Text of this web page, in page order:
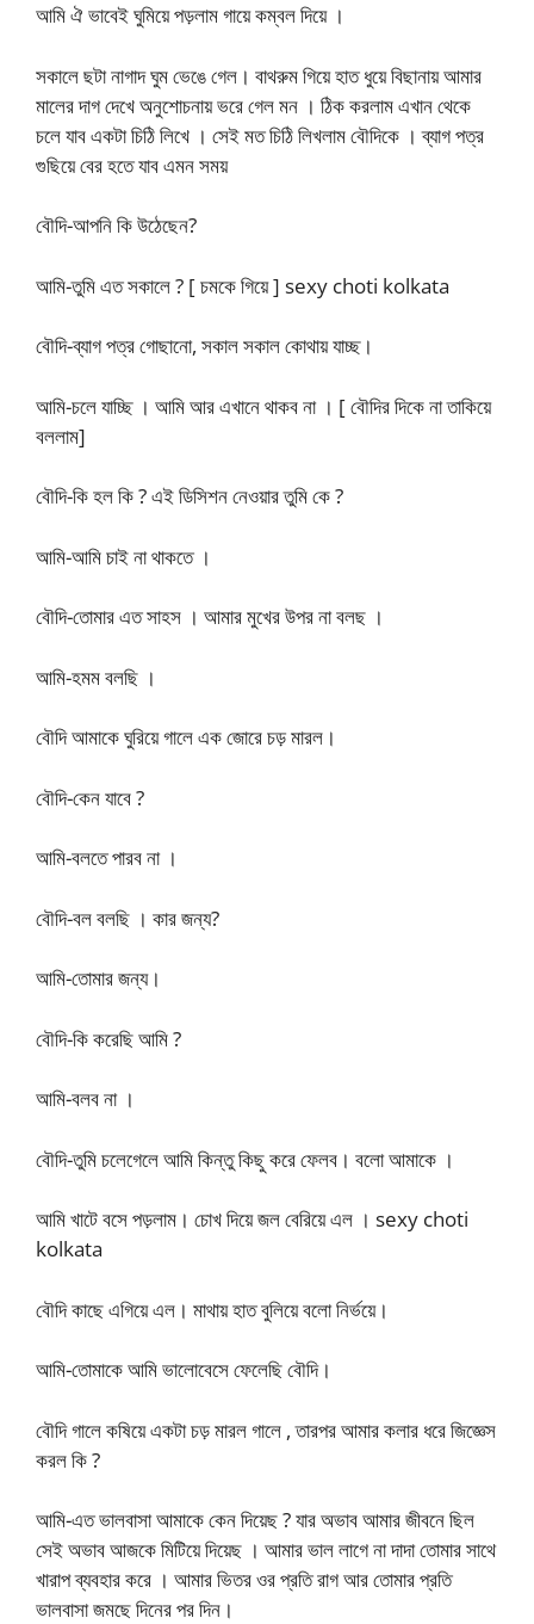
আমি ঐ ভাবেই ঘুমিয়ে পড়লাম গায়ে কম্বল দিয়ে ।
সকালে ছটা নাগাদ ঘুম ভেঙে গেল। বাথরুম গিয়ে হাত ধুয়ে বিছানায় আমার
মালের দাগ দেখে অনুশোচনায় ভরে গেল মন । ঠিক করলাম এখান থেকে
চলে যাব একটা চিঠি লিখে । সেই মত চিঠি লিখলাম বৌদিকে । ব্যাগ পত্র
গুছিয়ে বের হতে যাব এমন সময়
বৌদি-আপনি কি উঠেছেন?
আমি-তুমি এত সকালে ? [ চমকে গিয়ে ] sexy choti kolkata
বৌদি-ব্যাগ পত্র গোছানো, সকাল সকাল কোথায় যাচ্ছ।
আমি-চলে যাচ্ছি । আমি আর এখানে থাকব না । [ বৌদির দিকে না তাকিয়ে
বললাম]
বৌদি-কি হল কি ? এই ডিসিশন নেওয়ার তুমি কে ?
আমি-আমি চাই না থাকতে ।
বৌদি-তোমার এত সাহস । আমার মুখের উপর না বলছ ।
আমি-হমম বলছি ।
বৌদি আমাকে ঘুরিয়ে গালে এক জোরে চড় মারল।
বৌদি-কেন যাবে ?
আমি-বলতে পারব না ।
বৌদি-বল বলছি । কার জন্য?
আমি-তোমার জন্য।
বৌদি-কি করেছি আমি ?
আমি-বলব না ।
বৌদি-তুমি চলেগেলে আমি কিন্তু কিছু করে ফেলব। বলো আমাকে ।
আমি খাটে বসে পড়লাম। চোখ দিয়ে জল বেরিয়ে এল । sexy choti
kolkata
বৌদি কাছে এগিয়ে এল। মাথায় হাত বুলিয়ে বলো নির্ভয়ে।
আমি-তোমাকে আমি ভালোবেসে ফেলেছি বৌদি।
বৌদি গালে কষিয়ে একটা চড় মারল গালে , তারপর আমার কলার ধরে জিজ্ঞেস
করল কি ?
আমি-এত ভালবাসা আমাকে কেন দিয়েছ ? যার অভাব আমার জীবনে ছিল
সেই অভাব আজকে মিটিয়ে দিয়েছ । আমার ভাল লাগে না দাদা তোমার সাথে
খারাপ ব্যবহার করে । আমার ভিতর ওর প্রতি রাগ আর তোমার প্রতি
ভালবাসা জমছে দিনের পর দিন।